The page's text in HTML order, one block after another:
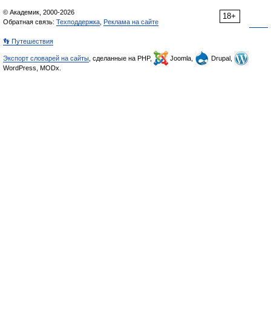
18+
© Академик, 2000-2026
Обратная связь: Техподдержка Реклама на сайте
👣 Путешествия
Экспорт словарей на сайты , сделанные на PHP, Joomla,
Drupal,
WordPress, MODx.